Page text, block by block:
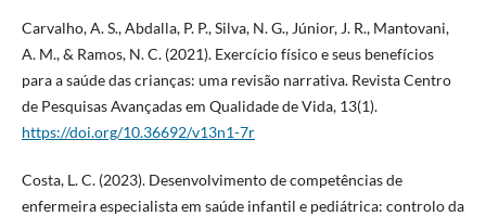
Carvalho, A. S., Abdalla, P. P., Silva, N. G., Júnior, J. R., Mantovani,
A. M., & Ramos, N. C. (2021). Exercício físico e seus benefícios
para a saúde das crianças: uma revisão narrativa. Revista Centro
de Pesquisas Avançadas em Qualidade de Vida, 13(1).
https://doi.org/10.36692/v13n1-7r
Costa, L. C. (2023). Desenvolvimento de competências de
enfermeira especialista em saúde infantil e pediátrica: controlo da